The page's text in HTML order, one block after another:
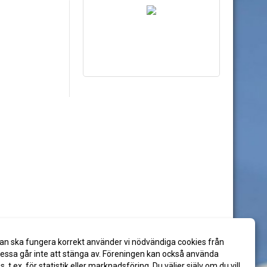
ska fungera korrekt använder vi nödvändiga cookies från
går inte att stänga av. Föreningen kan också använda